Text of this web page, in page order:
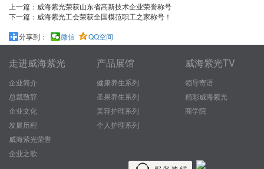
上一篇： 威海紫光荣获山东省高新技术企业荣誉称号
下一篇： 威海紫光工会荣获全国模范职工之家称号！
分享到：
微信 QQ空间
走进威海紫光
企业简介
总裁致辞
企业文化
发展历程
威海紫光荣誉
企业之歌
产品展馆
健康养生系列
圣果养生系列
美容护理系列
个人护理系列
威海紫光TV
领导寄语
精彩威海紫光
商学院